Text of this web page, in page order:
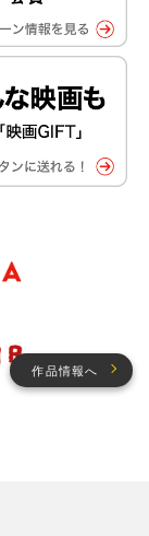
作品情報へ